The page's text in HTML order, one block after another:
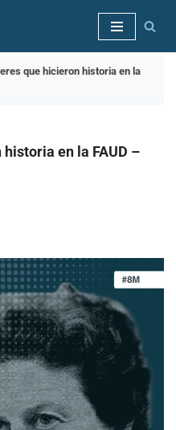
que hicieron historia en la
en la FAUD –